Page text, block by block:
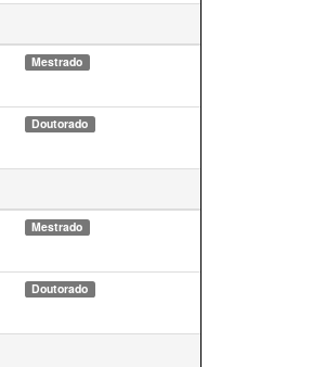
Mestrado
Doutorado
Mestrado
Doutorado